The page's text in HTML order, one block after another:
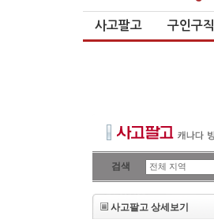
사고팔고 구인구직
검색
사고팔고 상세보기